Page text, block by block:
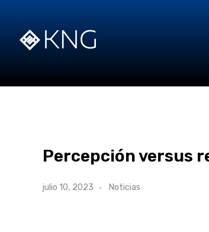
Percepción versus
julio 10, 2023 Noticias